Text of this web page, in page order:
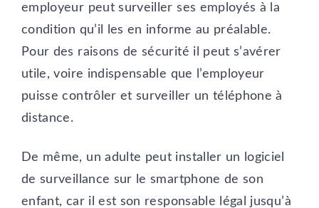
employeur peut surveiller ses employés à la
condition qu’il les en informe au préalable.
Pour des raisons de sécurité il peut s’avérer
utile, voire indispensable que l’employeur
puisse contrôler et surveiller un téléphone à
distance.
De même, un adulte peut installer un logiciel
de surveillance sur le smartphone de son
enfant, car il est son responsable légal jusqu’à